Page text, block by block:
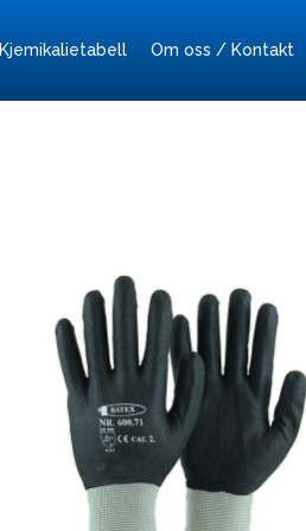
Kjemikalietabell Om oss / Kontakt